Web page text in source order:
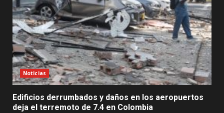
Noticias
Edificios derrumbados y daños en los aeropuertos
deja el terremoto de 7.4 en Colombia